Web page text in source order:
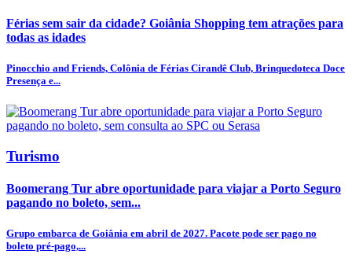
Férias sem sair da cidade? Goiânia Shopping tem atrações para
todas as idades
Pinocchio and Friends, Colônia de Férias Cirandê Club, Brinquedoteca Doce
Presença e...
Turismo
Boomerang Tur abre oportunidade para viajar a Porto Seguro
pagando no boleto, sem...
Grupo embarca de Goiânia em abril de 2027. Pacote pode ser pago no
boleto pré-pago,...